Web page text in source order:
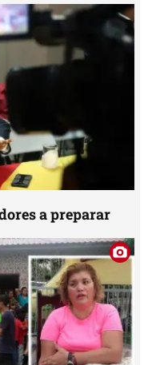
a preparar